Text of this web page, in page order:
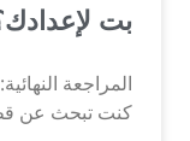
بت
المراجعة
كنت تبحث عن